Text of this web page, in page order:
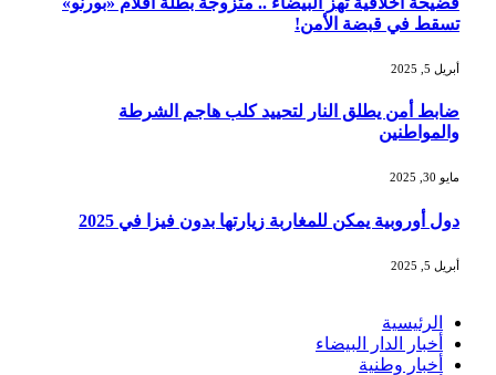
تسقط في قبضة الأمن!
أبريل 5, 2025
ضابط أمن يطلق النار لتحييد كلب هاجم الشرطة
والمواطنين
مايو 30, 2025
دول أوروبية يمكن للمغاربة زيارتها بدون فيزا في 2025
أبريل 5, 2025
الرئيسية
أخبار الدار البيضاء
أخبار وطنية